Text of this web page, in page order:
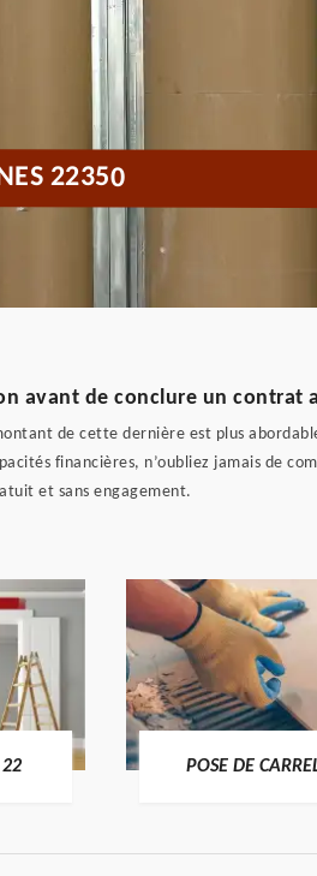
22350
avant de conclure un contrat
de cette dernière est plus
financières, n’oubliez jamais de
et sans engagement.
22 POSE DE